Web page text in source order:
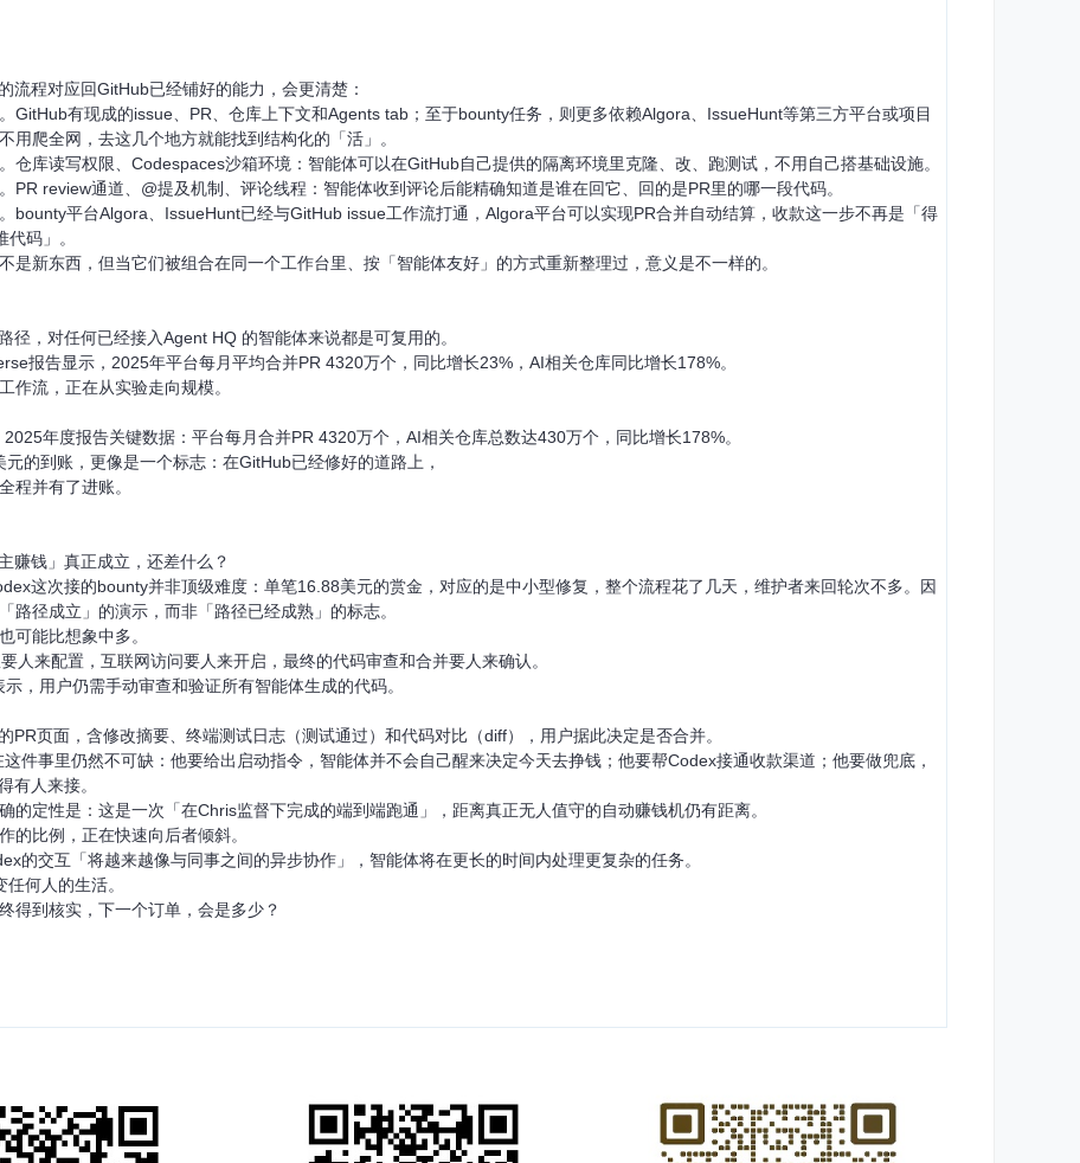
流程对应回GitHub已经铺好的能力，会更清楚：
GitHub有现成的issue、PR、仓库上下文和Agents tab；至于bounty任务，则更多依赖Algora、IssueHunt等第三方平台或项目
用爬全网，去这几个地方就能找到结构化的「活」。
仓库读写权限、Codespaces沙箱环境：智能体可以在GitHub自己提供的隔离环境里克隆、改、跑测试，不用自己搭基础设施。
PR review通道、@提及机制、评论线程：智能体收到评论后能精确知道是谁在回它、回的是PR里的哪一段代码。
bounty平台Algora、IssueHunt已经与GitHub issue工作流打通，Algora平台可以实现PR合并自动结算，收款这一步不再是「得
码」。
是新东西，但当它们被组合在同一个工作台里、按「智能体友好」的方式重新整理过，意义是不一样的。
径，对任何已经接入Agent HQ 的智能体来说都是可复用的。
报告显示，2025年平台每月平均合并PR 4320万个，同比增长23%，AI相关仓库同比增长178%。
作流，正在从实验走向规模。
年度报告关键数据：平台每月合并PR 4320万个，AI相关仓库总数达430万个，同比增长178%。
的到账，更像是一个标志：在GitHub已经修好的道路上，
程并有了进账。
赚钱」真正成立，还差什么？
这次接的bounty并非顶级难度：单笔16.88美元的赏金，对应的是中小型修复，整个流程花了几天，维护者来回轮次不多。因
路径成立」的演示，而非「路径已经成熟」的标志。
可能比想象中多。
人来配置，互联网访问要人来开启，最终的代码审查和合并要人来确认。
，用户仍需手动审查和验证所有智能体生成的代码。
PR页面，含修改摘要、终端测试日志（测试通过）和代码对比（diff），用户据此决定是否合并。
件事里仍然不可缺：他要给出启动指令，智能体并不会自己醒来决定今天去挣钱；他要帮Codex接通收款渠道；他要做兜底，
有人来接。
的定性是：这是一次「在Chris监督下完成的端到端跑通」，距离真正无人值守的自动赚钱机仍有距离。
的比例，正在快速向后者倾斜。
的交互「将越来越像与同事之间的异步协作」，智能体将在更长的时间内处理更复杂的任务。
何人的生活。
得到核实，下一个订单，会是多少？